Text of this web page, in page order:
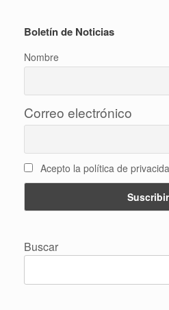
Boletín de Noticias
Nombre
Correo electrónico
Acepto la política de
Buscar